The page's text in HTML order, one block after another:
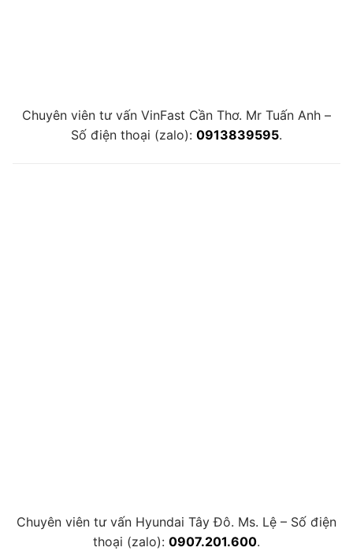
Chuyên viên tư vấn VinFast Cần Thơ. Mr Tuấn Anh –
Số điện thoại (zalo): 0913839595.
Chuyên viên tư vấn Hyundai Tây Đô. Ms. Lệ – Số điện
thoại (zalo): 0907.201.600.